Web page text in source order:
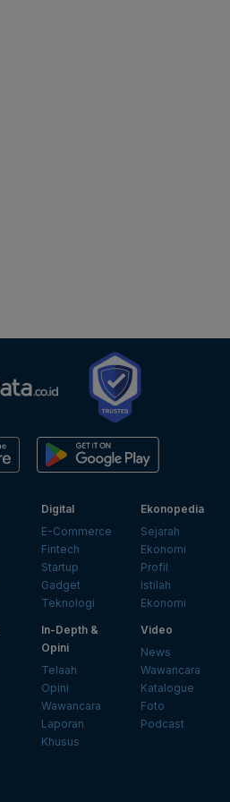
Digital
E-Commerce
Fintech
Startup
Gadget
Teknologi
Ekonopedia
Sejarah
Ekonomi
Profil
Istilah
Ekonomi
In-Depth &
Opini
Telaah
Opini
Wawancara
Laporan
Khusus
Video
News
Wawancara
Katalogue
Foto
Podcast